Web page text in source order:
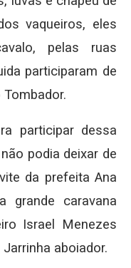
vaqueiros, eles
pelas ruas
participaram de
participar dessa
podia deixar de
da prefeita Ana
grande caravana
Israel Menezes
aboiador.